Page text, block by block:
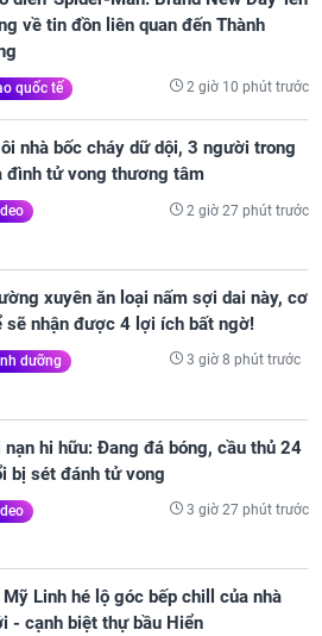
về tin đồn liên quan đến Thành
quốc tế 2 giờ 10 phút trước
nhà bốc cháy dữ dội, 3 người trong
đình tử vong thương tâm
2 giờ 27 phút trước
xuyên ăn loại nấm sợi dai này, cơ
sẽ nhận được 4 lợi ích bất ngờ!
dưỡng 3 giờ 8 phút trước
nạn hi hữu: Đang đá bóng, cầu thủ 24
bị sét đánh tử vong
3 giờ 27 phút trước
Linh hé lộ góc bếp chill của nhà
- cạnh biệt thự bầu Hiển